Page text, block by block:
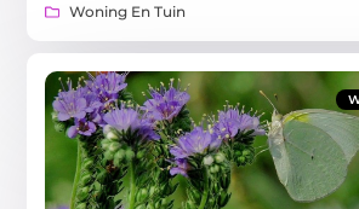
Woning En Tuin